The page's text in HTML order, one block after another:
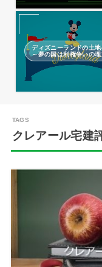
ディズニーランドの土地
～夢の国は利権争いの
クレアール宅建